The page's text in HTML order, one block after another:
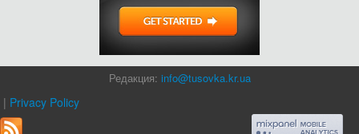
Редакция: info@tusovka.kr.ua
| Privacy Policy